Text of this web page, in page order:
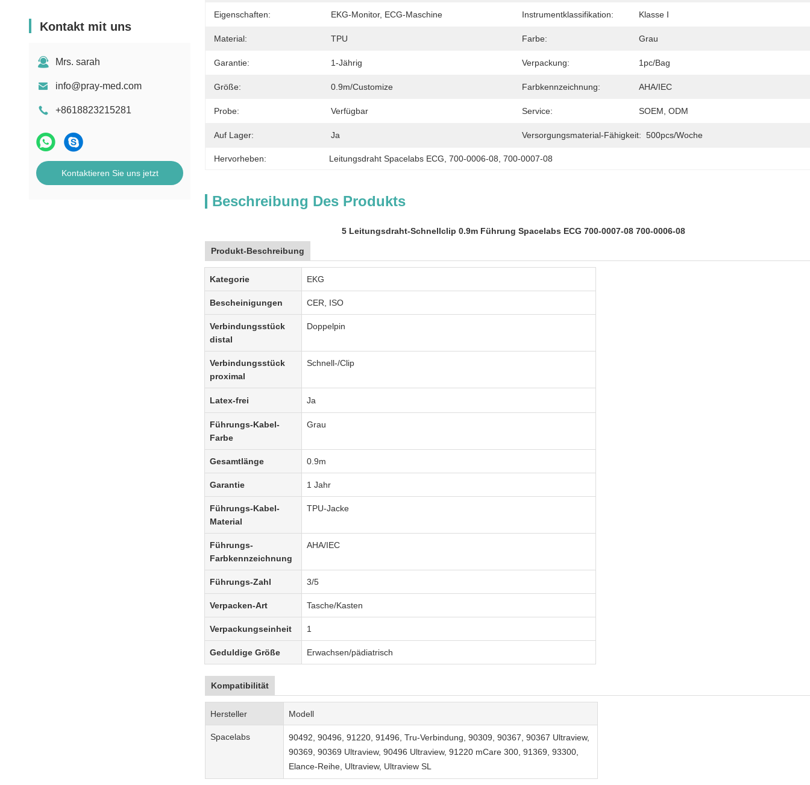
Kontakt mit uns
Mrs. sarah
info@pray-med.com
+8618823215281
Kontaktieren Sie uns jetzt
Eigenschaften: EKG-Monitor, ECG-Maschine Instrumentklassifikation: Klasse I
Material: TPU Farbe: Grau
Garantie: 1-Jährig Verpackung: 1pc/bag
Größe: 0.9m/customize Farbkennzeichnung: AHA/IEC
Probe: Verfügbar Service: SOEM, ODM
Auf Lager: Ja Versorgungsmaterial-Fähigkeit: 500pcs/Woche
Hervorheben: Leitungsdraht Spacelabs ECG , 700-0006-08 , 700-0007-08
Beschreibung Des Produkts
5 Leitungsdraht-Schnellclip 0.9m Führung Spacelabs ECG 700-0007-08 700-0006-08
Produkt-Beschreibung
Kategorie EKG
Bescheinigungen CER, ISO
Verbindungsstück
distal
Doppelpin
Verbindungsstück
proximal
Schnell-/Clip
Latex-frei Ja
Führungs-Kabel-
Farbe
Grau
Gesamtlänge 0.9m
Garantie 1 Jahr
Führungs-Kabel-
Material
TPU-Jacke
Führungs-
Farbkennzeichnung
AHA/IEC
Führungs-Zahl 3/5
Verpacken-Art Tasche/Kasten
Verpackungseinheit 1
Geduldige Größe Erwachsen/pädiatrisch
Kompatibilität
Hersteller Modell
Spacelabs
90492, 90496, 91220, 91496, Tru-Verbindung, 90309, 90367, 90367 Ultraview,
90369, 90369 Ultraview, 90496 Ultraview, 91220 mCare 300, 91369, 93300,
Elance-Reihe, Ultraview, Ultraview SL